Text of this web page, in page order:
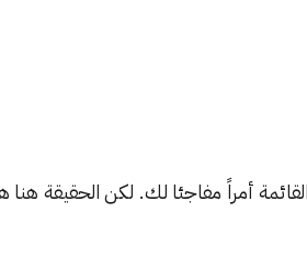
أمراً مفاجئا لك. لكن الحقيقة هنا